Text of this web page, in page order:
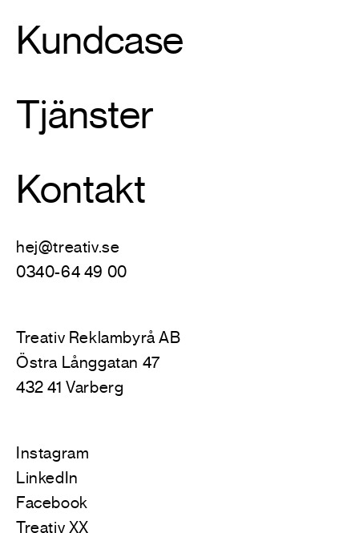
Kundcase
Tjänster
Kontakt
hej@treativ.se
0340-64 49 00
Treativ Reklambyrå AB
Östra Långgatan 47
432 41 Varberg
Instagram
LinkedIn
Facebook
Treativ XX